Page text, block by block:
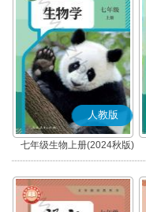
人教版
七年级生物上册(2024秋版)